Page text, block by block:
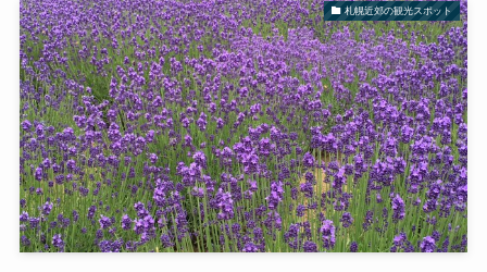
札幌近郊の観光スポット